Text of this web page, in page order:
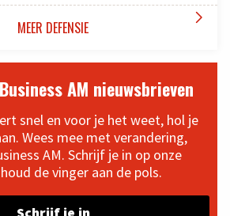
MEER DEFENSIE 
AM nieuwsbrieven
snel en voor je het weet, hol je
Wees mee met verandering,
AM. Schrijf je in op onze
de vinger aan de pols.
Schrijf je in